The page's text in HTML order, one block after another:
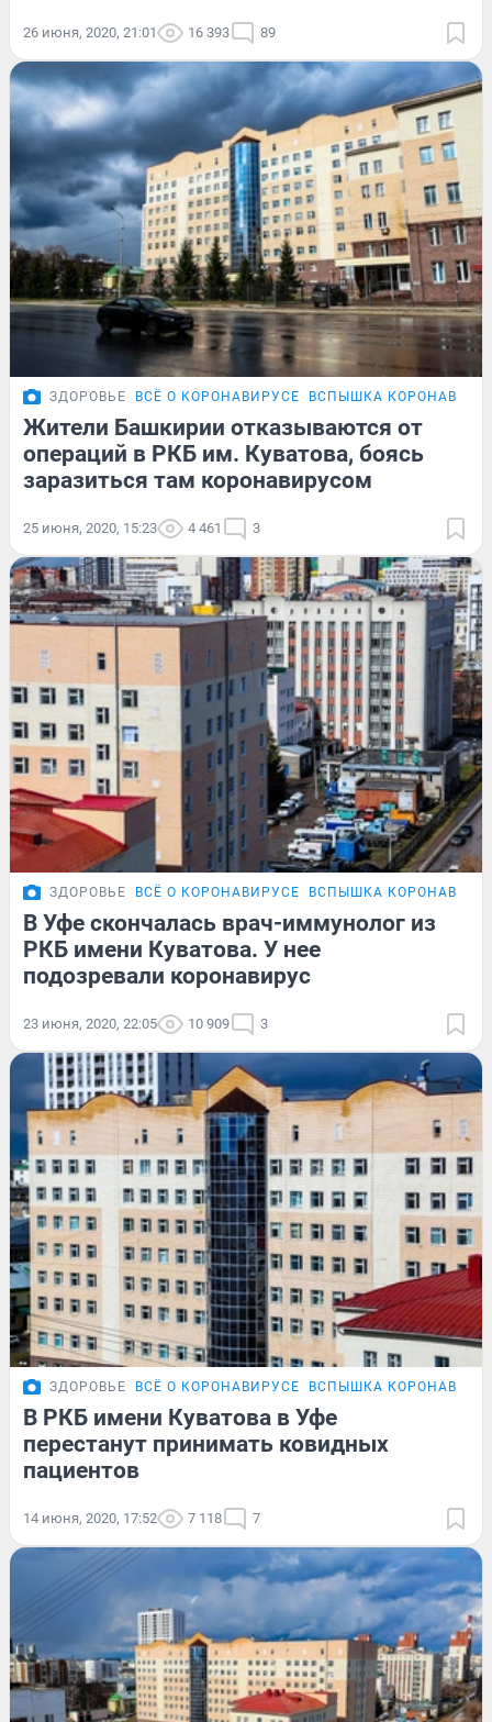
26 июня, 2020, 21:01 16 393 89
ЗДОРОВЬЕ ВСЁ О КОРОНАВИРУСЕ ВСПЫШКА
Жители Башкирии отказываются от
операций в РКБ им. Куватова, боясь
заразиться там коронавирусом
25 июня, 2020, 15:23 4 461 3
ЗДОРОВЬЕ ВСЁ О КОРОНАВИРУСЕ ВСПЫШКА
В Уфе скончалась врач-иммунолог из
РКБ имени Куватова. У нее
подозревали коронавирус
23 июня, 2020, 22:05 10 909 3
ЗДОРОВЬЕ ВСЁ О КОРОНАВИРУСЕ ВСПЫШКА
В РКБ имени Куватова в Уфе
перестанут принимать ковидных
пациентов
14 июня, 2020, 17:52 7 118 7